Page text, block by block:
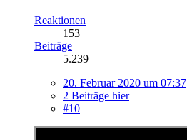
Reaktionen
153
Beiträge
5.239
20. Februar 2020 um 07:37
2 Beiträge hier
#10